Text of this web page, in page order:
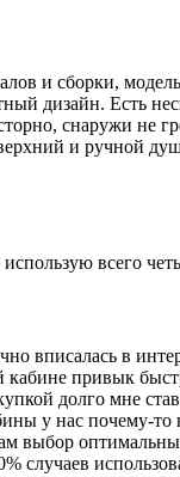
и сборки,
дизайн. Есть
снаружи не
и ручной
всего
вписалась в
привык
долго мне
у нас почему-то
выбор
случаев